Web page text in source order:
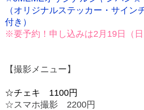
（オリジナルステッカー・サイン
付き）
※要予約！申し込みは2月19日（
【撮影メニュー】
☆チェキ 1100円
☆スマホ撮影 2200円